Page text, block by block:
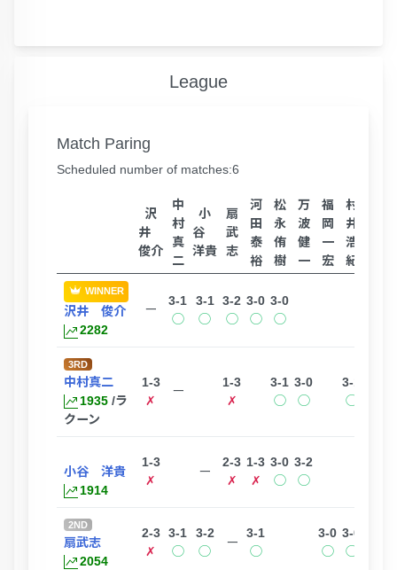
League
Match Paring
Scheduled number of matches:6
沢
井
俊介
中
村
真
二
小
谷
洋貴
扇
武
志
河
田
泰
裕
松
永
侑
樹
万
波
健
一
福
岡
一
宏
村
井
浩
紀
WINNER
沢井 俊介
2282
ー
3-1
◯
3-1
◯
3-2
◯
3-0
◯
3-0
◯
3RD
中村真二
1935 /ラ
クーン
1-3
✗
ー
1-3
✗
3-1
◯
3-0
◯
3-1
◯
小谷 洋貴
1914
1-3
✗
ー
2-3
✗
1-3
✗
3-0
◯
3-2
◯
2ND
扇武志
2054
2-3
✗
3-1
◯
3-2
◯
ー
3-1
◯
3-0
◯
3-0
◯